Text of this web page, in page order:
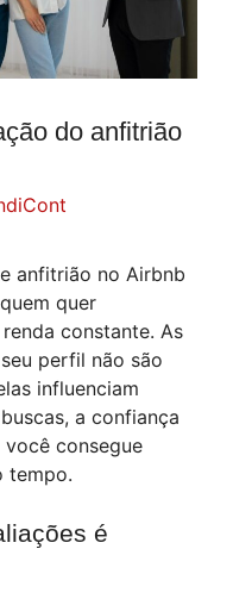
do anfitrião
anfitrião no Airbnb
quer
constante. As
perfil não são
influenciam
a confiança
consegue
tempo.
é